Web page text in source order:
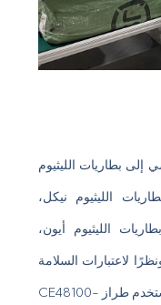
الليثيوم
الليثيوم نيكل،
الليثيوم أيون،
السلامة
والاستقرار والفعالية من حيث التكلفة، يستخدم طراز CE48100-